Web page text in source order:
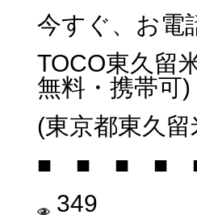
今すぐ、お電
TOCO東久留
無料・携帯可)
(東京都東久
■ ■ ■ ■
349